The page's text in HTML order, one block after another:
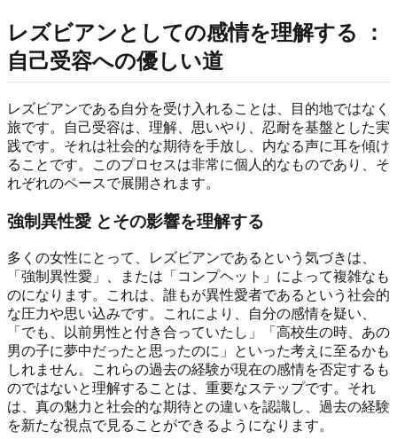
レズビアンとしての感情を理解する
：
自己受容への優しい道
レズビアンである自分を受け入れることは、目的地ではなく
旅です。自己受容は、理解、思いやり、忍耐を基盤とした実
践です。それは社会的な期待を手放し、内なる声に耳を傾け
ることです。このプロセスは非常に個人的なものであり、そ
れぞれのペースで展開されます。
強制異性愛 とその影響を理解する
多くの女性にとって、レズビアンであるという気づきは、
「強制異性愛」、または「コンプヘット」によって複雑なも
のになります。これは、誰もが異性愛者であるという社会的
な圧力や思い込みです。これにより、自分の感情を疑い、
「でも、以前男性と付き合っていたし」「高校生の時、あの
男の子に夢中だったと思ったのに」といった考えに至るかも
しれません。これらの過去の経験が現在の感情を否定するも
のではないと理解することは、重要なステップです。それ
は、真の魅力と社会的な期待との違いを認識し、過去の経験
を新たな視点で見ることができるようになります。